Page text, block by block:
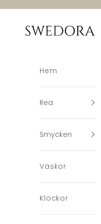
Swedora
Hem
Rea
Smycken
Väskor
Klockor